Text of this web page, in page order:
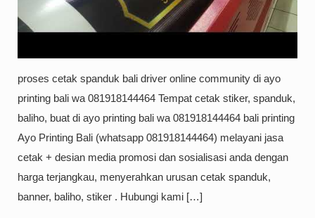
proses cetak spanduk bali driver online community di ayo
printing bali wa 081918144464 Tempat cetak stiker, spanduk,
baliho, buat di ayo printing bali wa 081918144464 bali printing
Ayo Printing Bali (whatsapp 081918144464) melayani jasa
cetak + desian media promosi dan sosialisasi anda dengan
harga terjangkau, menyerahkan urusan cetak spanduk,
banner, baliho, stiker . Hubungi kami […]